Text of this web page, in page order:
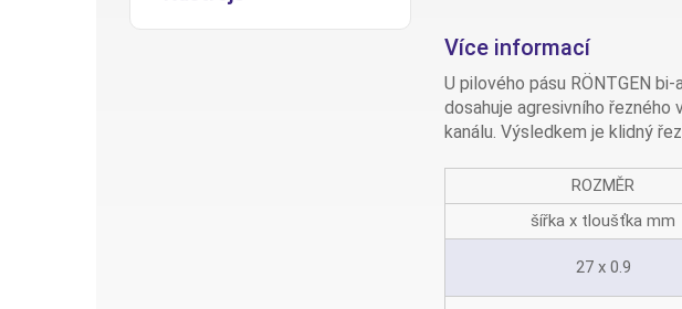
Více informací
U pilového pásu RÖNTGEN
dosahuje agresivního
kanálu. Výsledkem je klidný
ROZMĚR
šířka x tloušťka mm
27 x 0.9